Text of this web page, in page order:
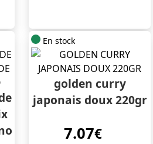
En stock
golden curry
japonais doux 220gr
7.07€